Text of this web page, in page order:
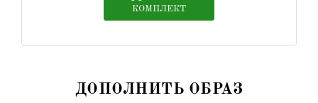
КОМПЛЕКТ
ДОПОЛНИТЬ ОБРАЗ